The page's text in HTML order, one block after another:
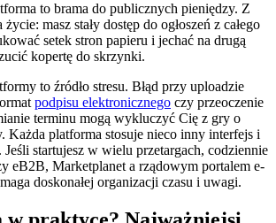
to brama do publicznych pieniędzy. Z
masz stały dostęp do ogłoszeń z całego
setek stron papieru i jechać na drugą
kopertę do skrzynki.
to źródło stresu. Błąd przy uploadzie
podpisu elektronicznego czy przeoczenie
terminu mogą wykluczyć Cię z gry o
Każda platforma stosuje nieco inny interfejs i
startujesz w wielu przetargach, codziennie
eB2B, Marketplanet a rządowym portalem e-
doskonałej organizacji czasu i uwagi.